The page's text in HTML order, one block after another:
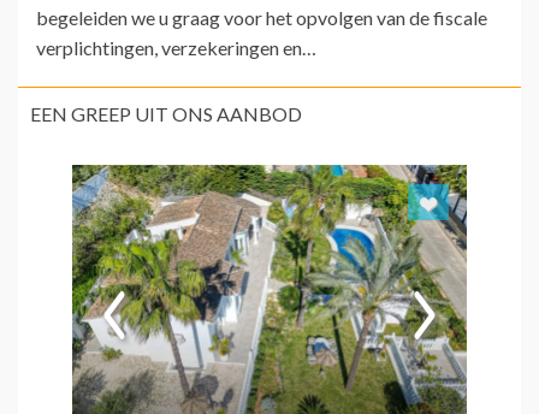
begeleiden we u graag voor het opvolgen van de fiscale
verplichtingen, verzekeringen en…
EEN GREEP UIT ONS AANBOD